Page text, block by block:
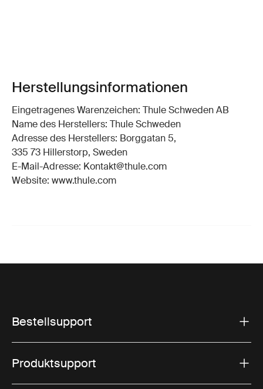
Herstellungsinformationen
Eingetragenes Warenzeichen: Thule Schweden AB
Name des Herstellers: Thule Schweden
Adresse des Herstellers: Borggatan 5,
335 73 Hillerstorp, Sweden
E-Mail-Adresse: Kontakt@thule.com
Website: www.thule.com
Bestellsupport
Produktsupport